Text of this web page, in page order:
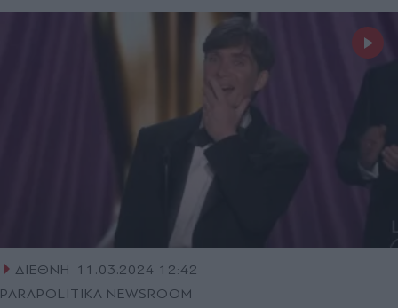
ΔΙΕΘΝΗ
11.03.2024 12:42
PARAPOLITIKA NEWSROOM